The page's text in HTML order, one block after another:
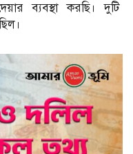
ব্যবস্থা করছি। দুটি